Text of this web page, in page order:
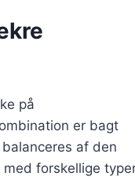
på
er bagt
af den
forskellige